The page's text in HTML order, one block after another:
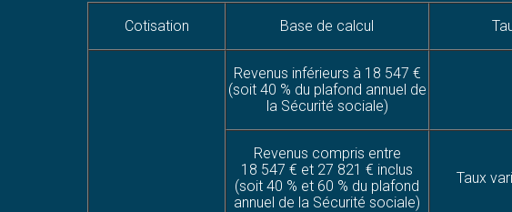
Cotisation Base de calcul
Revenus inférieurs à 18 547 €
(soit 40 % du plafond annuel de
la Sécurité sociale)
Revenus compris entre
18 547 € et 27 821 € inclus
(soit 40 % et 60 % du plafond
annuel de la Sécurité sociale)
Taux